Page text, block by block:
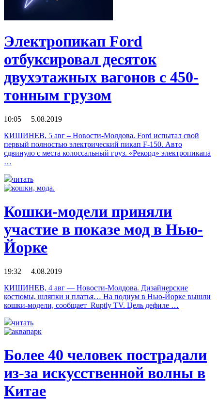
Электропикап Ford
отбуксировал десяток
двухэтажных вагонов с 450-
тонным грузом
10:05 5.08.2019
КИШИНЕВ, 5 авг – Новости-Молдова. Ford испытал свой
первый полностью электрический пикап F-150. Авто
сдвинуло с места колоссальный груз. «Рекорд» электропикапа
…
читать
Кошки-модели приняли
участие в показе мод в Нью-
Йорке
19:32 4.08.2019
КИШИНЕВ, 4 авг — Новости-Молдова. Дизайнерские
костюмы, шляпки и платья… На подиум в Нью-Йорке вышли
кошки-модели, сообщает Ruptly TV. Цель дефиле …
читать
Более 40 человек пострадали
из-за искусственной волны в
Китае